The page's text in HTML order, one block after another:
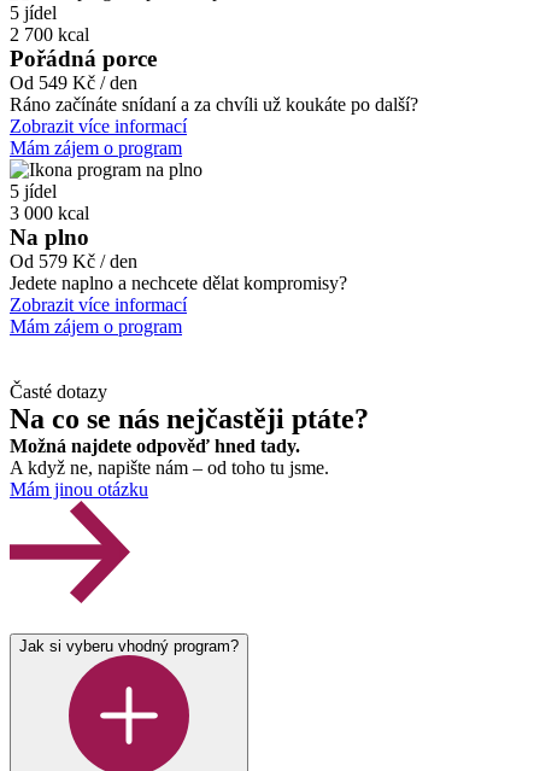
5 jídel
2 700 kcal
Pořádná porce
Od 549 Kč / den
Ráno začínáte snídaní a za chvíli už koukáte po další?
Zobrazit více informací
Mám zájem o program
5 jídel
3 000 kcal
Na plno
Od 579 Kč / den
Jedete naplno a nechcete dělat kompromisy?
Zobrazit více informací
Mám zájem o program
Časté dotazy
Na co se nás nejčastěji ptáte?
Možná najdete odpověď hned tady.
A když ne, napište nám – od toho tu jsme.
Mám jinou otázku
Jak si vyberu vhodný program?